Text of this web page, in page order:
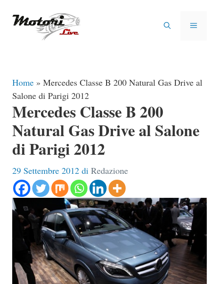
MENU
Home » Mercedes Classe B 200 Natural Gas Drive al
Salone di Parigi 2012
Mercedes Classe B 200
Natural Gas Drive al Salone
di Parigi 2012
29 Settembre 2012 di Redazione